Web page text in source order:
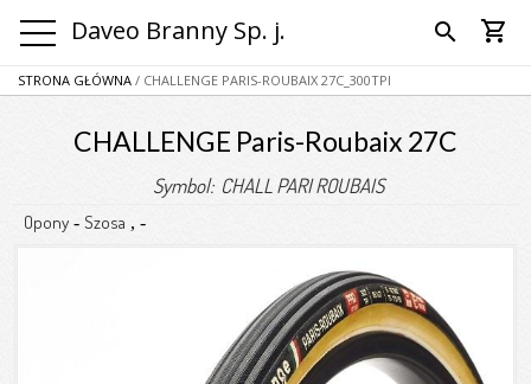
Daveo Branny Sp. j. search shopping_cart
STRONA GŁÓWNA / CHALLENGE PARIS-ROUBAIX 27C_300TPI
CHALLENGE Paris-Roubaix 27C
Symbol: CHALL PARI ROUBAIS
Opony- Szosa , -